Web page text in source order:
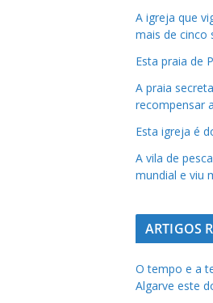
A igreja que
mais de cinco
Esta praia de
A praia
recompensar
Esta igreja é
A vila de
mundial e viu
ARTIGOS
O tempo e a
Algarve este